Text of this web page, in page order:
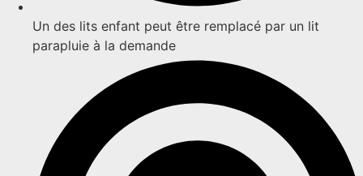
Un des lits enfant peut être remplacé par un lit
parapluie à la demande